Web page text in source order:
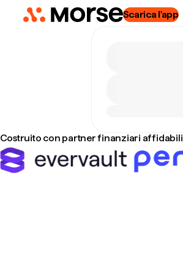
Scarica l'app
Costruito con partner finanziari affidabili